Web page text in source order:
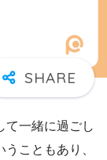
て一緒に過ごし
こともあり、